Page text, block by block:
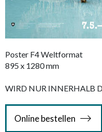
Poster F4 Weltformat
895 x 1280 mm
WIRD NUR INNERHALB
Online bestellen